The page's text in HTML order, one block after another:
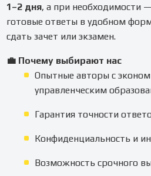
1–2 дня, а при необходимости
готовые ответы в удобном
сдать зачет или экзамен.
💼 Почему выбирают нас
Опытные авторы с
управленческим
Гарантия точности
Конфиденциальность и
Возможность срочного